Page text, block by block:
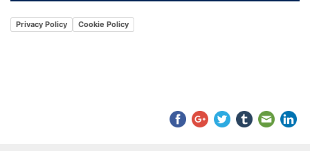
Privacy Policy Cookie Policy